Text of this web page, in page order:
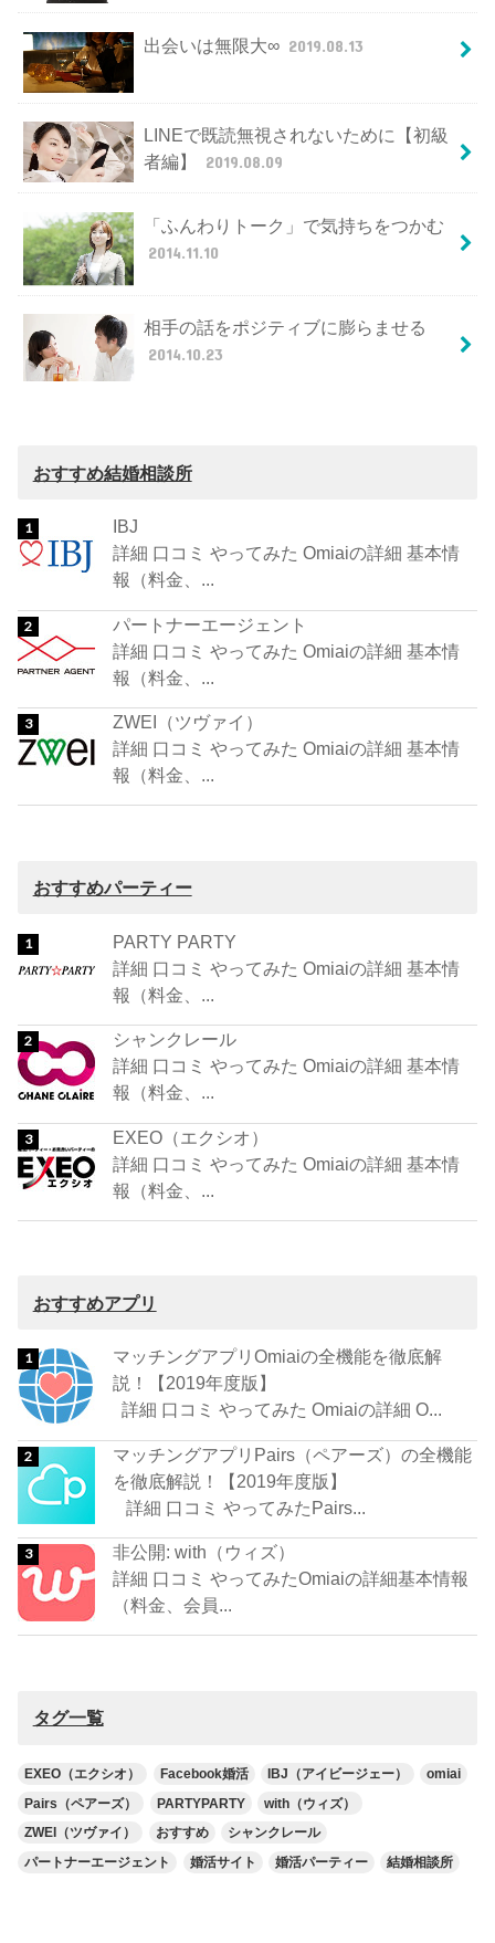
出会いは無限大∞ 2019.08.13
LINEで既読無視されないために【初級
者編】
2019.08.09
「ふんわりトーク」で気持ちをつかむ
2014.11.10
相手の話をポジティブに膨らませる
2014.10.23
おすすめ結婚相談所
IBJ
詳細 口コミ やってみた Omiaiの詳細 基本情
報（料金、...
パートナーエージェント
詳細 口コミ やってみた Omiaiの詳細 基本情
報（料金、...
ZWEI（ツヴァイ）
詳細 口コミ やってみた Omiaiの詳細 基本情
報（料金、...
おすすめパーティー
PARTY PARTY
詳細 口コミ やってみた Omiaiの詳細 基本情
報（料金、...
シャンクレール
詳細 口コミ やってみた Omiaiの詳細 基本情
報（料金、...
EXEO（エクシオ）
詳細 口コミ やってみた Omiaiの詳細 基本情
報（料金、...
おすすめアプリ
マッチングアプリOmiaiの全機能を徹底解
説！【2019年度版】
詳細 口コミ やってみた Omiaiの詳細 O...
マッチングアプリPairs（ペアーズ）の全機能
を徹底解説！【2019年度版】
詳細 口コミ やってみたPairs...
非公開: with（ウィズ）
詳細 口コミ やってみたOmiaiの詳細基本情報
（料金、会員...
タグ一覧
EXEO（エクシオ） Facebook婚活 IBJ（アイビージェー）
omiai
Pairs（ペアーズ）
PARTYPARTY
with（ウィズ）
ZWEI（ツヴァイ）
おすすめ
シャンクレール
パートナーエージェント
婚活サイト 婚活パーティー 結婚相談所